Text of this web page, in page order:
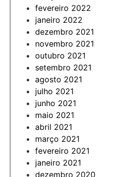
fevereiro 2022
janeiro 2022
dezembro 2021
novembro 2021
outubro 2021
setembro 2021
agosto 2021
julho 2021
junho 2021
maio 2021
abril 2021
março 2021
fevereiro 2021
janeiro 2021
dezembro 2020